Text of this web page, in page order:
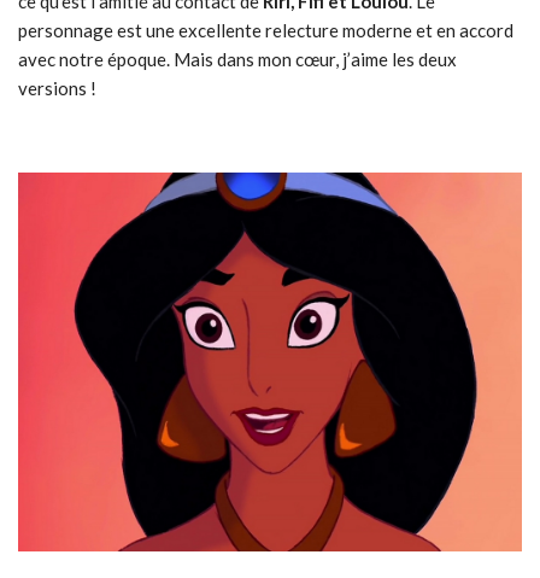
personnage est une excellente relecture moderne et en accord
avec notre époque. Mais dans mon cœur, j’aime les deux
versions !